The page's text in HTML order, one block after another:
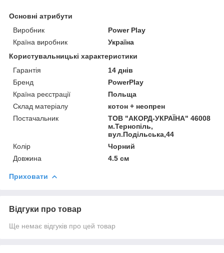
Основні атрибути
Виробник
Power Play
Країна виробник
Україна
Користувальницькі характеристики
Гарантія
14 днів
Бренд
PowerPlay
Країна реєстрації
Польща
Склад матеріалу
котон + неопрен
Постачальник
ТОВ "АКОРД-УКРАЇНА" 46008
м.Тернопіль,
вул.Подільська,44
Колір
Чорний
Довжина
4.5 см
Приховати
Відгуки про товар
Ще немає відгуків про цей товар